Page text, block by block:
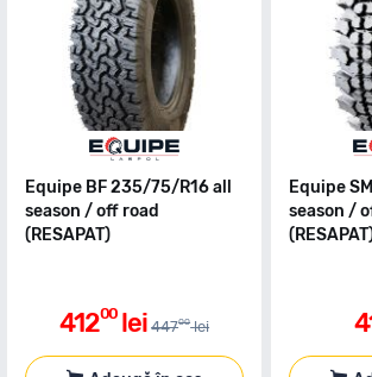
Equipe BF 235/75/R16 all
season / off road
(RESAPAT)
41200 lei 44700 lei
Equipe
season /